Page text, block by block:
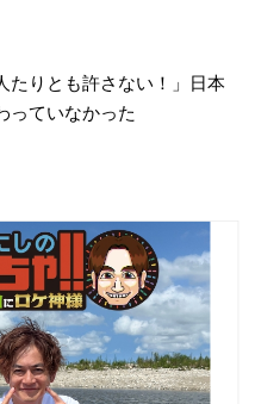
たりとも許さない！」日本
っていなかった